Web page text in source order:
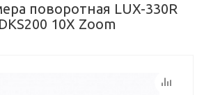
поворотная LUX-330R
10X Zoom